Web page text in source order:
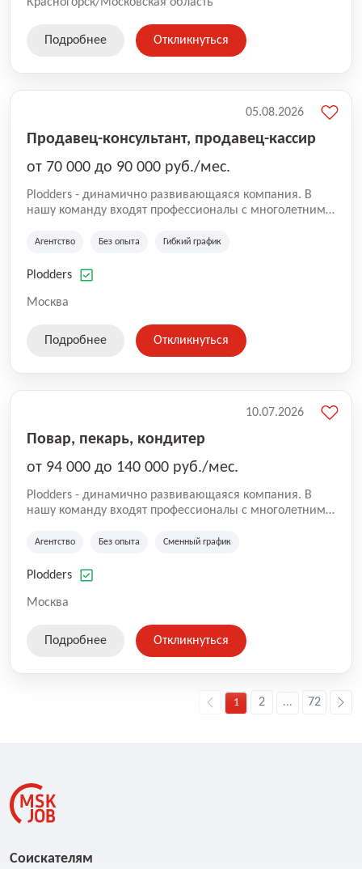
Подробнее Откликнуться
Продавец-консультант, продавец-кассир
от 70 000 до 90 000 руб./мес.
Plodders - динамично развивающаяся компания. В
нашу команду входят профессионалы с многолетним
на рынке аутсорсинга, а накопленный опыт позволяют
оказываемых услуг.
Агентство Без опыта Гибкий график
Plodders
Москва
05.08.2026
Подробнее Откликнуться
Повар, пекарь, кондитер
от 94 000 до 140 000 руб./мес.
Plodders - динамично развивающаяся компания. В
нашу команду входят профессионалы с многолетним
на рынке аутсорсинга, а накопленный опыт позволяют
оказываемых услуг.
Агентство Без опыта Сменный график
Plodders
Москва
10.07.2026
Подробнее Откликнуться
1 2 ... 72
Соискателям